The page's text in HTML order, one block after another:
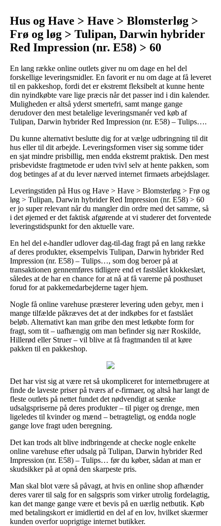
Hus og Have > Have > Blomsterløg >
Frø og løg > Tulipan, Darwin hybrider
Red Impression (nr. E58) > 60
En lang række online outlets giver nu om dage en hel del
forskellige leveringsmidler. En favorit er nu om dage at få leveret
til en pakkeshop, fordi det er ekstremt fleksibelt at kunne hente
din nyindkøbte vare lige præcis når det passer ind i din kalender.
Muligheden er altså yderst smertefri, samt mange gange
derudover den mest betalelige leveringsmanér ved køb af
Tulipan, Darwin hybrider Red Impression (nr. E58) – Tulips….
Du kunne alternativt beslutte dig for at vælge udbringning til dit
hus eller til dit arbejde. Leveringsformen viser sig somme tider
en sjat mindre prisbillig, men endda ekstremt praktisk. Den mest
prisbevidste fragtmetode er uden tvivl selv at hente pakken, som
dog betinges af at du lever nærved internet firmaets arbejdslager.
Leveringstiden på Hus og Have > Have > Blomsterløg > Frø og
løg > Tulipan, Darwin hybrider Red Impression (nr. E58) > 60
er jo super relevant når du mangler din ordre med det samme, så
i det øjemed er det faktisk afgørende at vi studerer det forventede
leveringstidspunkt for den aktuelle vare.
En hel del e-handler udlover dag-til-dag fragt på en lang række
af deres produkter, eksempelvis Tulipan, Darwin hybrider Red
Impression (nr. E58) – Tulips…, som dog beroer på at
transaktionen gennemføres tidligere end et fastslået klokkeslæt,
således at de har en chance for at nå at få varerne på posthuset
forud for at pakkemedarbejderne tager hjem.
Nogle få online varehuse præsterer levering uden gebyr, men i
mange tilfælde påkræves det at der indkøbes for et fastslået
beløb. Alternativt kan man gribe den mest letkøbte form for
fragt, som tit – uafhængig om man befinder sig nær Roskilde,
Hillerød eller Struer – vil blive at få fragtmanden til at køre
pakken til en pakkeshop.
Det har vist sig at være ret så ukompliceret for internetbrugere at
finde de laveste priser på tværs af e-firmaer, og altså har langt de
fleste outlets på nettet fundet det nødvendigt at sænke
udsalgspriserne på deres produkter – til piger og drenge, men
ligeledes til kvinder og mænd – betragteligt, og endda nogle
gange love fragt uden beregning.
Det kan trods alt blive indbringende at checke nogle enkelte
online varehuse efter udsalg på Tulipan, Darwin hybrider Red
Impression (nr. E58) – Tulips… før du køber, sådan at man er
skudsikker på at opnå den skarpeste pris.
Man skal blot være så påvagt, at hvis en online shop afhænder
deres varer til salg for en salgspris som virker utrolig fordelagtig,
kan det mange gange være et bevis på en uærlig netbutik. Køb
med betalingskort er imidlertid en del af en lov, hvilket skærmer
kunden overfor uoprigtige internet butikker.